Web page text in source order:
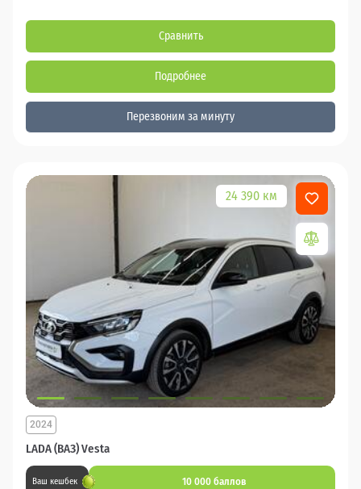
Сравнить
Подробнее
Перезвоним за минуту
24 390 км
LADA (ВАЗ) Vesta
2024
Ваш кешбек 10 000 баллов